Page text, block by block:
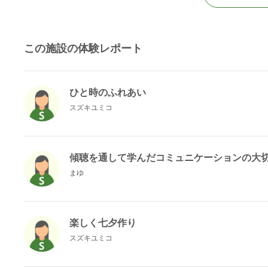
この施設の体験レポート
ひと時のふれあい
スズキユミコ
傾聴を通して学んだコミュニケーションの大
まゆ
楽しく七夕作り
スズキユミコ